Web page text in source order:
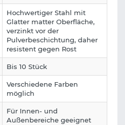
Hochwertiger Stahl mit
Glatter matter Oberfläche,
verzinkt vor der
Pulverbeschichtung, daher
resistent gegen Rost
Bis 10 Stück
Verschiedene Farben
möglich
Für Innen- und
Außenbereiche geeignet